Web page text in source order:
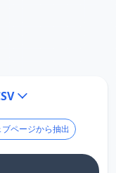
ブページから抽出